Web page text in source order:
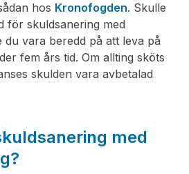
hos Kronofogden. Skulle
för skuldsanering med
du vara beredd på att leva på
fem års tid. Om allting sköts
skulden vara avbetalad
med